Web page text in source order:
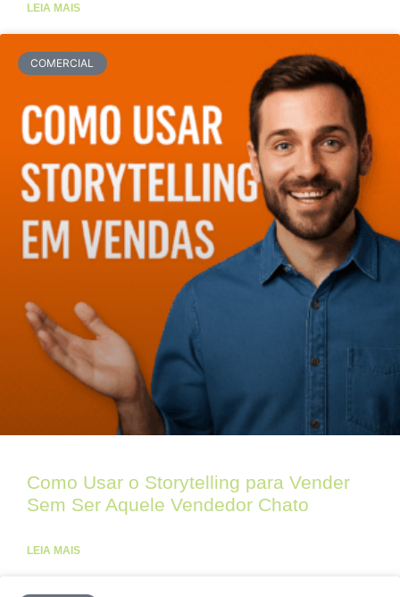
LEIA MAIS
COMERCIAL
Como Usar o Storytelling para Vender
Sem Ser Aquele Vendedor Chato
LEIA MAIS